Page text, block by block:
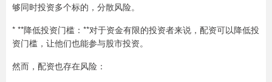
够同时投资多个标的，分散风险。
* **降低投资门槛：**对于资金有限的投资者来说，配资可以降低投
资门槛，让他们也能参与股市投资。
然而，配资也存在风险：